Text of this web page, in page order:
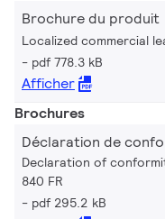
Brochure du produit
Localized commercial
pdf 778.3 kB
Afficher
Brochures
Déclaration de
Declaration of
840 FR
pdf 295.2 kB